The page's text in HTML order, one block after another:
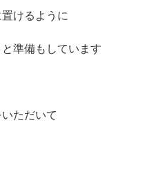
けるように
準備もしています
ただいて